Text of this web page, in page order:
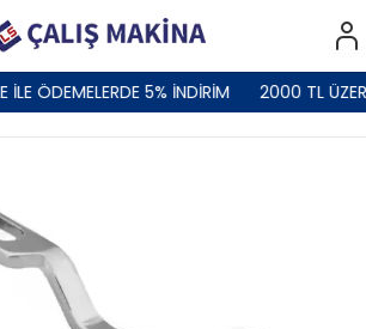
İLE ÖDEMELERDE 5% İNDİRİM 2000 TL